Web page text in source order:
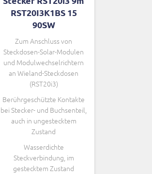
RST20I3K1BS 15
90SW
Zum Anschluss von
Steckdosen-Solar-Modulen
und Modulwechselrichtern
an Wieland-Steckdosen
(RST20i3)
Berührgeschützte Kontakte
bei Stecker- und Buchsenteil,
auch in ungestecktem
Zustand
Wasserdichte
Steckverbindung, im
gestecktem Zustand